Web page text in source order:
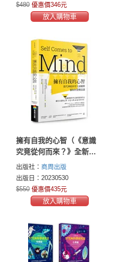
$480 優惠價346元
放入購物車
擁有自我的心智（《意識
究竟從何而來？》全新翻
譯審定版）──當代神經科
學大師闡釋腦如何建構意
識
出版社： 商周出版
出版日：20230530
$550 優惠價435元
放入購物車